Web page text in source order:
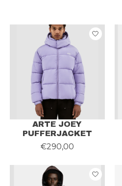
ARTE JOEY
PUFFERJACKET
€290,00